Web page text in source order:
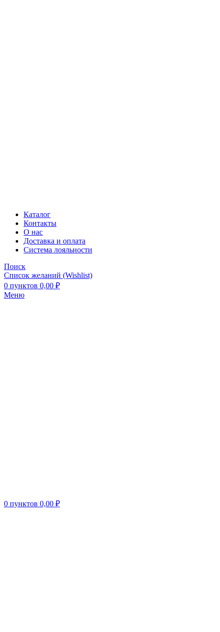
Каталог
Контакты
О нас
Доставка и оплата
Система лояльности
Поиск
Список желаний (Wishlist)
0 пунктов 0,00 ₽
Меню
0 пунктов 0,00 ₽